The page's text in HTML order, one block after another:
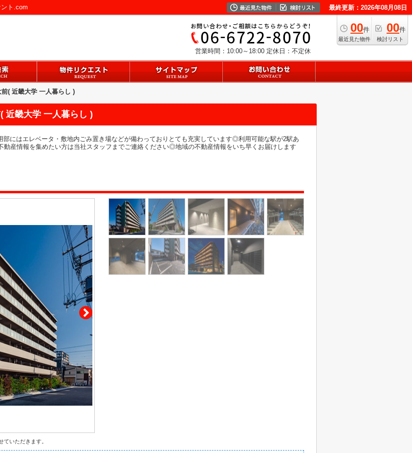
ト.com 最終更新：2026年08月08日
00件
最近見た物件
00件
検討リスト
営業時間：10:00～18:00 定休日：不定休
( 近畿大学 一人暮らし )
近畿大学 一人暮らし )
にはエレベータ・敷地内ごみ置き場などが備わっておりとても充実しています◎利用可能な駅が2駅あ
産情報を集めたい方は当社スタッフまでご連絡ください◎地域の不動産情報をいち早くお届けします
いただきます。